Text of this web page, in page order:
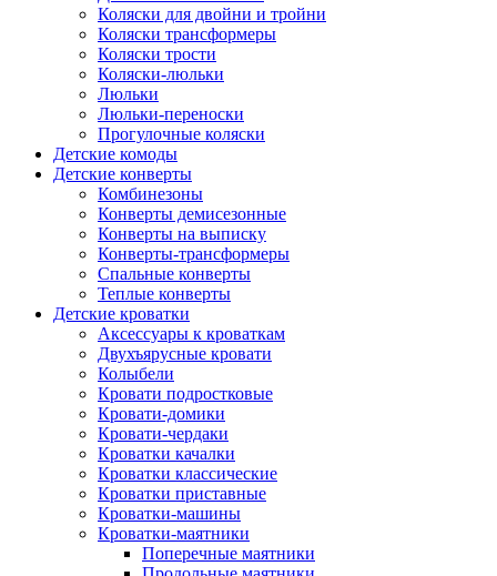
Коляски для двойни и тройни
Коляски трансформеры
Коляски трости
Коляски-люльки
Люльки
Люльки-переноски
Прогулочные коляски
Детские комоды
Детские конверты
Комбинезоны
Конверты демисезонные
Конверты на выписку
Конверты-трансформеры
Спальные конверты
Теплые конверты
Детские кроватки
Аксессуары к кроваткам
Двухъярусные кровати
Колыбели
Кровати подростковые
Кровати-домики
Кровати-чердаки
Кроватки качалки
Кроватки классические
Кроватки приставные
Кроватки-машины
Кроватки-маятники
Поперечные маятники